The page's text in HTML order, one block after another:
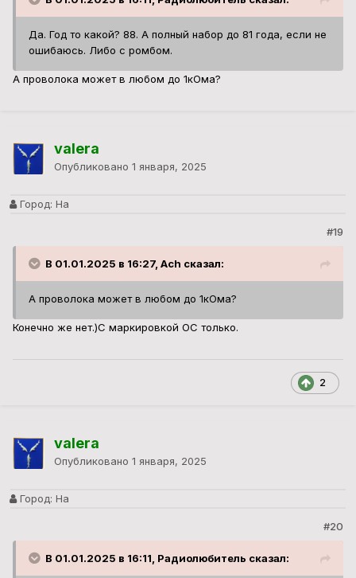
Да. Год то какой? 88. А полный набор до 81 года, если не
ошибаюсь. Либо с ромбом.
А проволока может в любом до 1кОма?
valera
Опубликовано 1 января, 2025
Город: На
#19
В 01.01.2025 в 16:27, Ach сказал:
А проволока может в любом до 1кОма?
Конечно же нет.)С маркировкой ОС только.
2
valera
Опубликовано 1 января, 2025
Город: На
#20
В 01.01.2025 в 16:11, Радиолюбитель сказал: